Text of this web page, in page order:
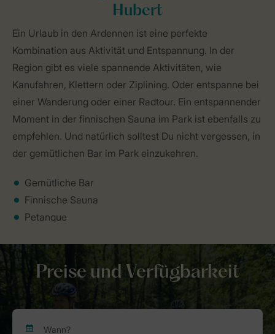
Hubert
Ein Urlaub in den Ardennen ist eine perfekte
Kombination aus Aktivität und Entspannung. In der
Region gibt es viele spannende Aktivitäten, wie
Kanufahren, Klettern oder Ziplining. Oder entspanne bei
einer Wanderung oder einer Radtour. Ein entspannender
Moment in der finnischen Sauna im Park ist ebenfalls zu
empfehlen. Und natürlich solltest Du nicht vergessen, in
der gemütlichen Bar im Park einzukehren.
Gemütliche Bar
Finnische Sauna
Petanque
Preise und Verfügbarkeit